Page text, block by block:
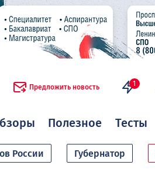
Предложить новость 1
Полезное Тесты
России Губернатор